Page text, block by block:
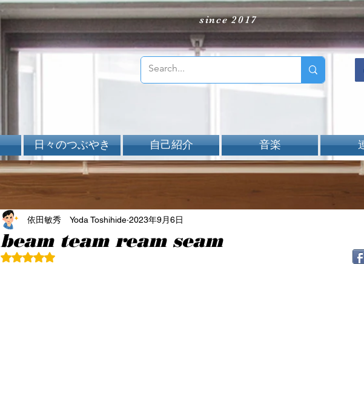
since 2017
日々のつぶやき 自己紹介 音楽
beam team ream seam
依田敏秀 Yoda Toshihide 2023年9月6日
5つ星のうちNaNと評価されています。